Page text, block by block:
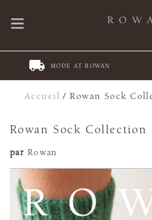
MODE AT ROWAN
Accueil /Rowan Sock
Rowan Sock Collection
par Rowan